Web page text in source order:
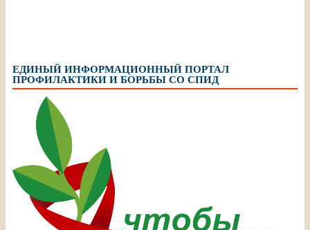
ЕДИНЫЙ ИНФОРМАЦИОННЫЙ ПОРТАЛ
ПРОФИЛАКТИКИ И БОРЬБЫ СО СПИД